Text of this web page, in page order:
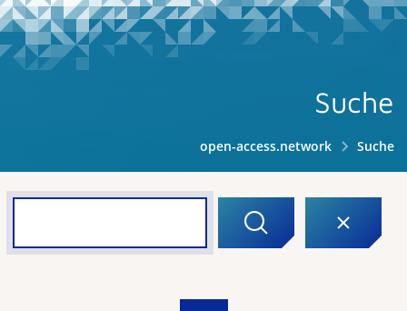
Suche
open-access.network Suche